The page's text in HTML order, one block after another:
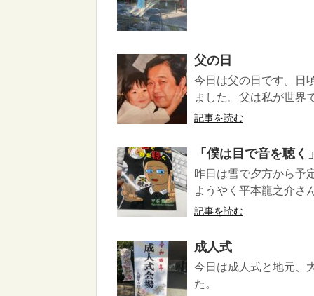
父の日
今日は父の日です。日
ました。父は私が世界
記事を読む
「僕は目で音を聴く
昨日は雪で夕方から予
ようやく平本龍之介さ
記事を読む
成人式
今日は成人式と地元、
た。